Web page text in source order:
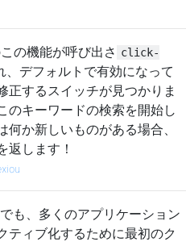
の機能が呼び出さ click-
、デフォルトで有効になって
正するスイッチが見つかりま
のキーワードの検索を開始し
何か新しいものがある場合、
返します！
も、多くのアプリケーション
ティブ化するために最初のク